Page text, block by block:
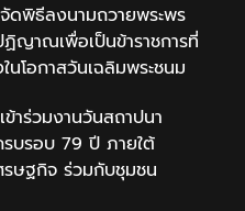
ดพิธีลงนามถวายพระพร
ญาณเพื่อเป็นข้าราชการที่
โอกาสวันเฉลิมพระชนม
าร่วมงานวันสถาปนา
บรอบ 79 ปี ภายใต้
รษฐกิจ ร่วมกับชุมชน